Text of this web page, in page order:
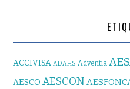
ACCIVISA ADAHS Adventia
AESCO AESCON